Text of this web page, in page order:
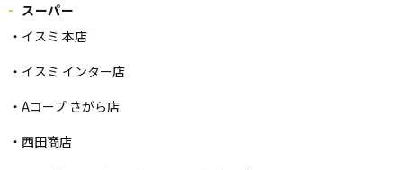
スーパー
・イスミ 本店
・イスミ インター店
・Aコープ さがら店
・西田商店